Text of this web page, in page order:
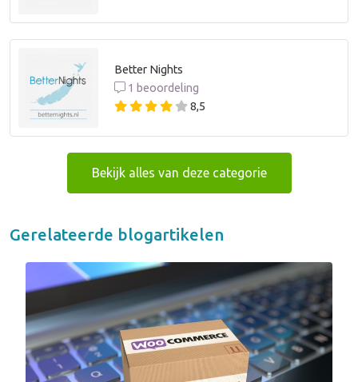
Better Nights
1 beoordeling
8,5
Bekijk alles van deze categorie
Gerelateerde blogartikelen